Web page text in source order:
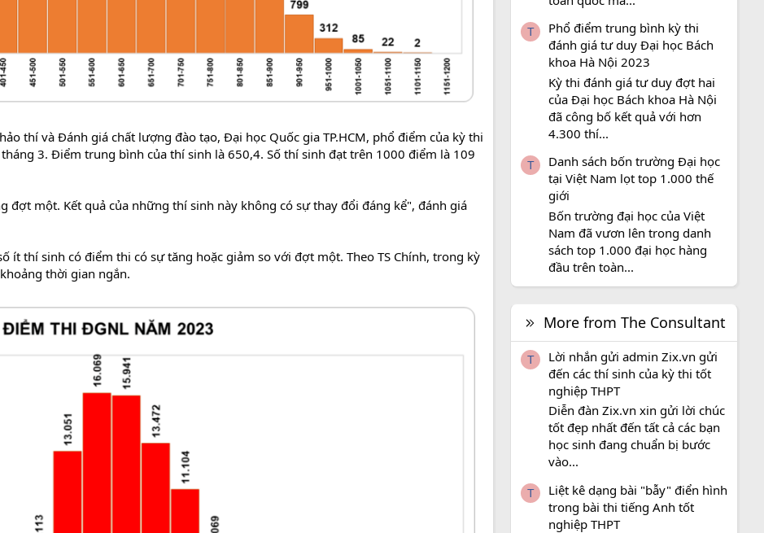
thí và Đánh giá chất lượng đào tạo, Đại học Quốc gia TP.HCM, phổ điểm của kỳ thi
3. Điểm trung bình của thí sinh là 650,4. Số thí sinh đạt trên 1000 điểm là 109
đợt một. Kết quả của những thí sinh này không có sự thay đổi đáng kể", đánh giá
ít thí sinh có điểm thi có sự tăng hoặc giảm so với đợt một. Theo TS Chính, trong kỳ
thời gian ngắn.
T
Phổ điểm trung bình kỳ thi
đánh giá tư duy Đại học Bách
khoa Hà Nội 2023
Kỳ thi đánh giá tư duy đợt hai
của Đại học Bách khoa Hà Nội
đã công bố kết quả với hơn
4.300 thí...
T
Danh sách bốn trường Đại học
tại Việt Nam lọt top 1.000 thế
giới
Bốn trường đại học của Việt
Nam đã vươn lên trong danh
sách top 1.000 đại học hàng
đầu trên toàn...
More from The Consultant
T
Lời nhắn gửi admin Zix.vn gửi
đến các thí sinh của kỳ thi tốt
nghiệp THPT
Diễn đàn Zix.vn xin gửi lời chúc
tốt đẹp nhất đến tất cả các bạn
học sinh đang chuẩn bị bước
vào...
T
Liệt kê dạng bài "bẫy" điển hình
trong bài thi tiếng Anh tốt
nghiệp THPT